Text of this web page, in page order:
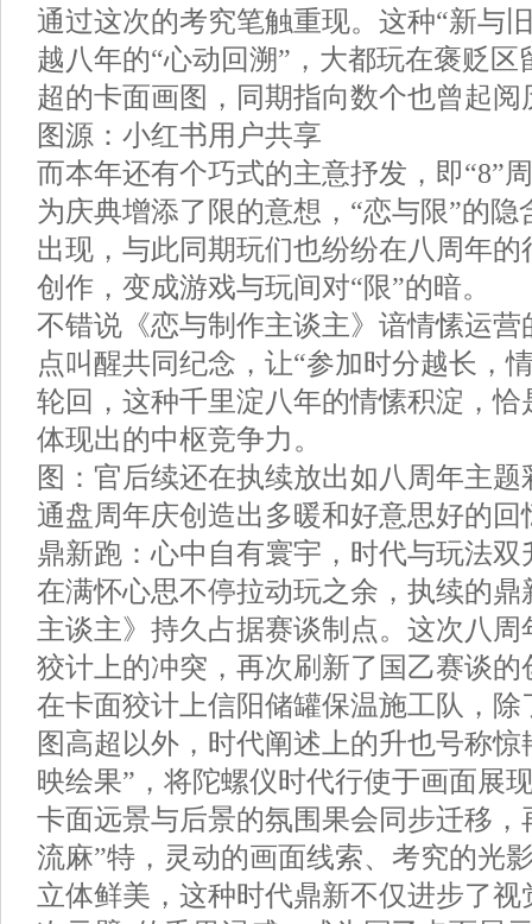
通过这次的考究笔触重现。这种“新与
越八年的“心动回溯”，大都玩在褒贬
超的卡面画图，同期指向数个也曾起阅
图源：小红书用户共享
而本年还有个巧式的主意抒发，即“8”
为庆典增添了限的意想，“恋与限”的
出现，与此同期玩们也纷纷在八周年
创作，变成游戏与玩间对“限”的暗。
不错说《恋与制作主谈主》谙情愫运
点叫醒共同纪念，让“参加时分越长，
轮回，这种千里淀八年的情愫积淀，
体现出的中枢竞争力。
图：官后续还在执续放出如八周年主
通盘周年庆创造出多暖和好意思好的回
鼎新跑：心中自有寰宇，时代与玩法双
在满怀心思不停拉动玩之余，执续的
主谈主》持久占据赛谈制点。这次八
狡计上的冲突，再次刷新了国乙赛谈的
在卡面狡计上信阳储罐保温施工队，
图高超以外，时代阐述上的升也号称惊
映绘果”，将陀螺仪时代行使于画面展
卡面远景与后景的氛围果会同步迁移，
流麻”特，灵动的画面线索、考究的光
立体鲜美，这种时代鼎新不仅进步了视